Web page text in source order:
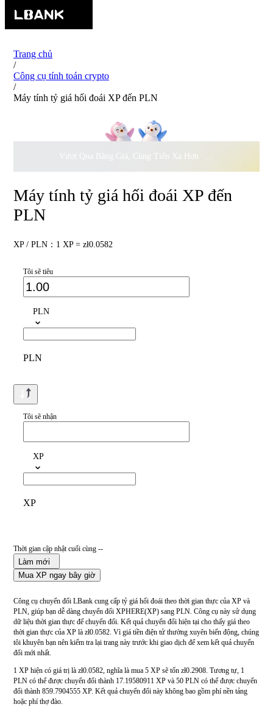
Trang chủ
/
Công cụ tính toán crypto
/
Máy tính tỷ giá hối đoái XP đến PLN
Vượt Qua Băng Giá, Cùng Tiến Xa Hơn ·500.000
Máy tính tỷ giá hối đoái XP đến
PLN
XP / PLN：1 XP = zł0.0582
Tôi sẽ tiêu
PLN
PLN
Tôi sẽ nhận
XP
XP
Thời gian cập nhật cuối cùng --
Làm mới
Mua XP ngay bây giờ
Công cụ chuyển đổi LBank cung cấp tỷ giá hối đoái theo thời gian thực của XP và
PLN, giúp bạn dễ dàng chuyển đổi XPHERE(XP) sang PLN. Công cụ này sử dụng
dữ liệu thời gian thực để chuyển đổi. Kết quả chuyển đổi hiện tại cho thấy giá theo
thời gian thực của XP là zł0.0582. Vì giá tiền điện tử thường xuyên biến động, chúng
tôi khuyên bạn nên kiểm tra lại trang này trước khi giao dịch để xem kết quả chuyển
đổi mới nhất.
1 XP hiện có giá trị là zł0.0582, nghĩa là mua 5 XP sẽ tốn zł0.2908. Tương tự, 1
PLN có thể được chuyển đổi thành 17.19580911 XP và 50 PLN có thể được chuyển
đổi thành 859.7904555 XP. Kết quả chuyển đổi này không bao gồm phí nền tảng
hoặc phí thợ đào.